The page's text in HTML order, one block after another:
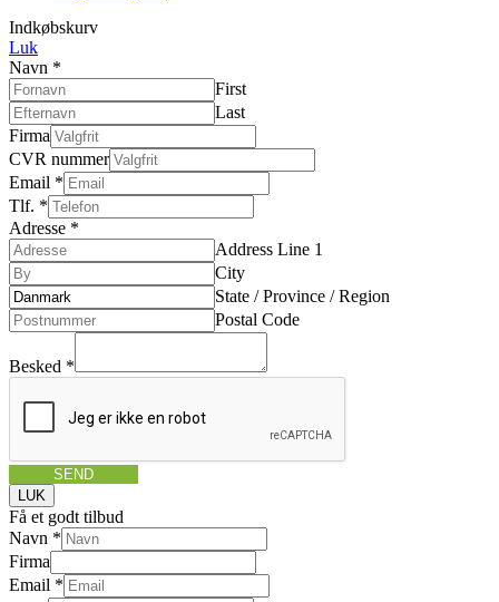
Indkøbskurv
Luk
Navn *
First
Last
Firma
CVR nummer
Email *
Tlf. *
Adresse *
Address Line 1
City
State / Province / Region
Postal Code
Besked *
SEND
LUK
Få et godt tilbud
Navn *
Firma
Email *